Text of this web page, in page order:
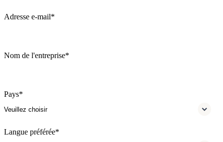
Adresse e-mail*
Nom de l'entreprise*
Pays*
Langue préférée*